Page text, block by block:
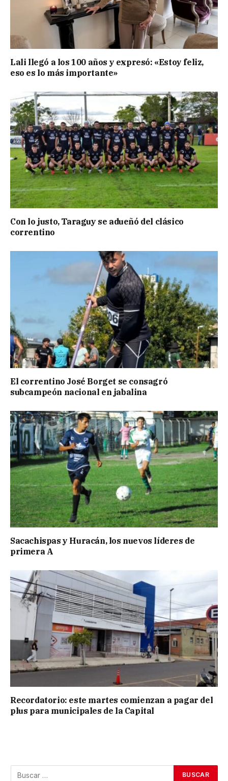
Lali llegó a los 100 años y expresó: «Estoy feliz,
eso es lo más importante»
Con lo justo, Taraguy se adueñó del clásico
correntino
El correntino José Borget se consagró
subcampeón nacional en jabalina
Sacachispas y Huracán, los nuevos líderes de
primera A
Recordatorio: este martes comienzan a pagar del
plus para municipales de la Capital